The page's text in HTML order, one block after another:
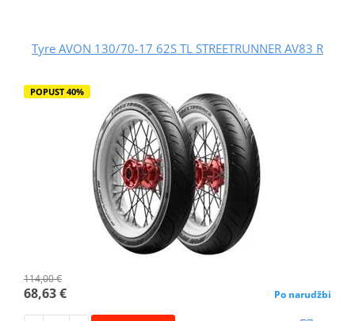
Tyre AVON 130/70-17 62S TL STREETRUNNER AV83 R
POPUST 40%
114,00 €
68,63 € Po narudžbi